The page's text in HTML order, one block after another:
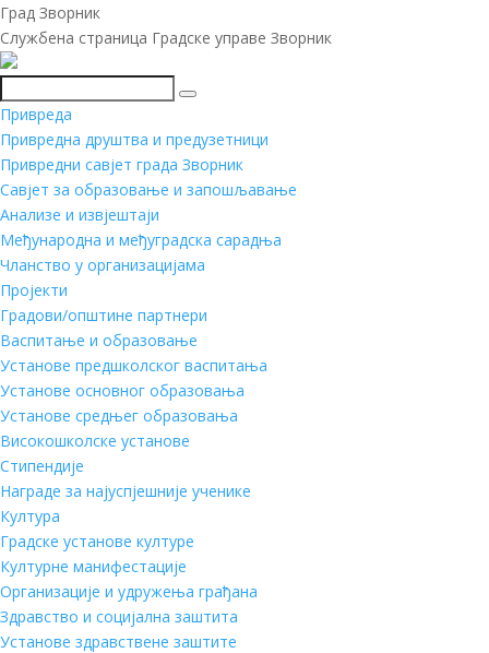
Град Зворник
Службена страница Градске управе Зворник
Претражи
Привреда
Привредна друштва и предузетници
Привредни савјет града Зворник
Савјет за образовање и запошљавање
Анализе и извјештаји
Међународна и међуградска сарадња
Чланство у организацијама
Пројекти
Градови/општине партнери
Васпитање и образовање
Установе предшколског васпитања
Установе основног образовања
Установе средњег образовања
Високошколске установе
Стипендије
Награде за најуспјешније ученике
Култура
Градске установе културе
Културне манифестације
Организације и удружења грађана
Здравство и социјална заштита
Установе здравствене заштите